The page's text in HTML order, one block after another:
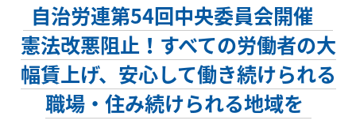
自治労連第54回中央委員会開催
憲法改悪阻止！すべての労働者の大
幅賃上げ、安心して働き続けられる
職場・住み続けられる地域を